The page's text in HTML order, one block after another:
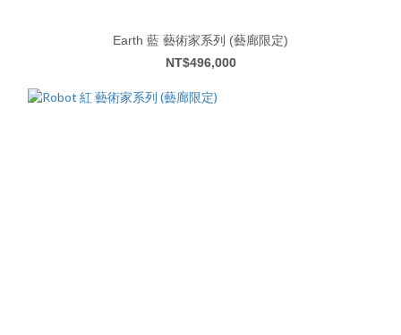
Earth 藍 藝術家系列 (藝廊限定)
NT$496,000